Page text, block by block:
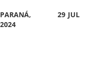
PARANÁ, 29 JUL
2024